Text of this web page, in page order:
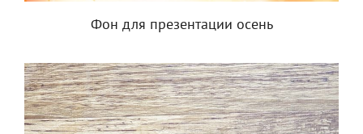
Фон для презентации осень